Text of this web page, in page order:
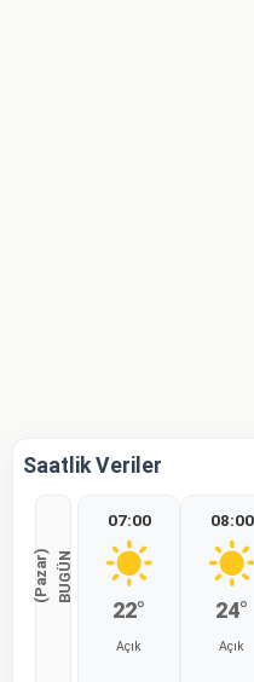
Saatlik Veriler
B
U
G
Ü
N
(
P
a
z
a
r
)
07:00
22°
Açık
08:00
24°
Açık